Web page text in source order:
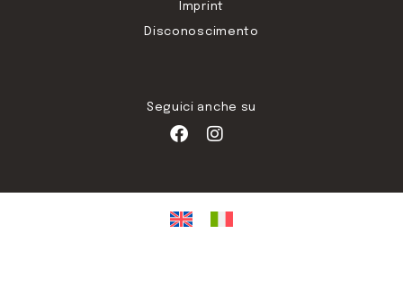
Imprint
Disconoscimento
Seguici anche su